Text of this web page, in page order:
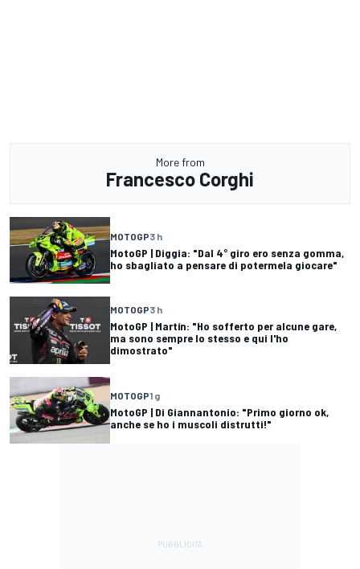
More from
Francesco Corghi
MOTOGP3 h
MotoGP | Diggia: "Dal 4° giro ero senza gomma,
ho sbagliato a pensare di potermela giocare"
MOTOGP3 h
MotoGP | Martín: "Ho sofferto per alcune gare,
ma sono sempre lo stesso e qui l'ho
dimostrato"
MOTOGP1 g
MotoGP | Di Giannantonio: "Primo giorno ok,
anche se ho i muscoli distrutti!"